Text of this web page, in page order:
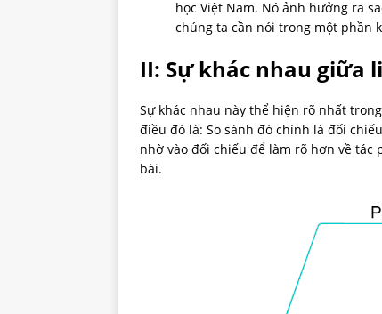
học Việt Nam. Nó ảnh hưởng ra
chúng ta cần nói trong một phần
II: Sự khác nhau giữa
Sự khác nhau này thể hiện rõ nhất
điều đó là: So sánh đó chính là đối
nhờ vào đối chiếu để làm rõ hơn về
bài.